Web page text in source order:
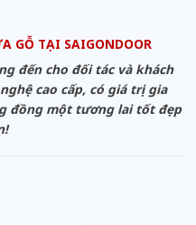
GỖ TẠI SAIGONDOOR
đến cho đối tác và khách
cao cấp, có giá trị gia
đồng một tương lai tốt đẹp